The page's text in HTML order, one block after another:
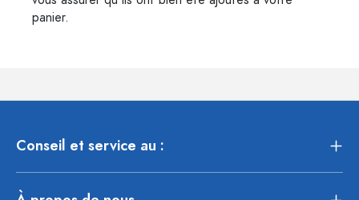
panier.
Conseil et service au :